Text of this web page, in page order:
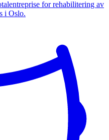
for rehabilitering av
i Oslo.